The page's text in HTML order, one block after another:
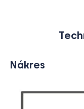
Nákres